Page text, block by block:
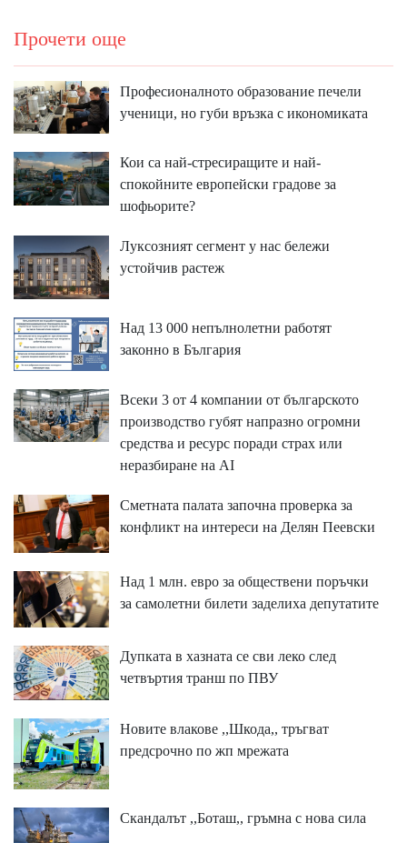
Прочети още
Професионалното образование печели
ученици, но губи връзка с икономиката
Кои са най-стресиращите и най-
спокойните европейски градове за
шофьорите?
Луксозният сегмент у нас бележи
устойчив растеж
Над 13 000 непълнолетни работят
законно в България
Всеки 3 от 4 компании от българското
производство губят напразно огромни
средства и ресурс поради страх или
неразбиране на AI
Сметната палата започна проверка за
конфликт на интереси на Делян Пеевски
Над 1 млн. евро за обществени поръчки
за самолетни билети заделиха депутатите
Дупката в хазната се сви леко след
четвъртия транш по ПВУ
Новите влакове ,,Шкода,, тръгват
предсрочно по жп мрежата
Скандалът ,,Боташ,, гръмна с нова сила